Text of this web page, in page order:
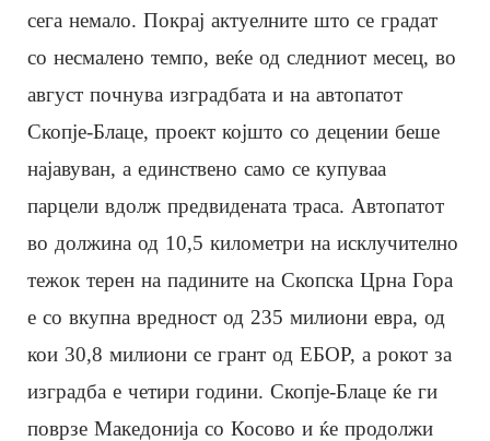
сега немало. Покрај актуелните што се градат
со несмалено темпо, веќе од следниот месец, во
август почнува изградбата и на автопатот
Скопје-Блаце, проект којшто со децении беше
најавуван, а единствено само се купуваа
парцели вдолж предвидената траса. Автопатот
во должина од 10,5 километри на исклучително
тежок терен на падините на Скопска Црна Гора
е со вкупна вредност од 235 милиони евра, од
кои 30,8 милиони се грант од ЕБОР, а рокот за
изградба е четири години. Скопје-Блаце ќе ги
поврзе Македонија со Косово и ќе продолжи